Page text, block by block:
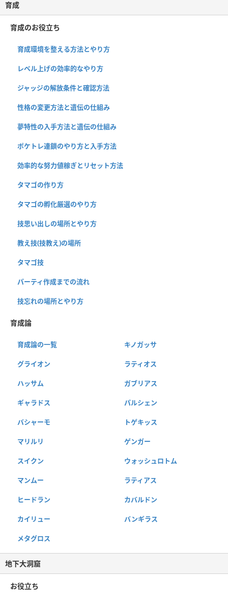
育成
育成のお役立ち
育成環境を整える方法とやり方
レベル上げの効率的なやり方
ジャッジの解放条件と確認方法
性格の変更方法と遺伝の仕組み
夢特性の入手方法と遺伝の仕組み
ポケトレ連鎖のやり方と入手方法
効率的な努力値稼ぎとリセット方法
タマゴの作り方
タマゴの孵化厳選のやり方
技思い出しの場所とやり方
教え技(技教え)の場所
タマゴ技
パーティ作成までの流れ
技忘れの場所とやり方
育成論
育成論の一覧 キノガッサ
グライオン ラティオス
ハッサム ガブリアス
ギャラドス パルシェン
バシャーモ トゲキッス
マリルリ ゲンガー
スイクン ウォッシュロトム
マンムー ラティアス
ヒードラン カバルドン
カイリュー バンギラス
メタグロス
地下大洞窟
お役立ち